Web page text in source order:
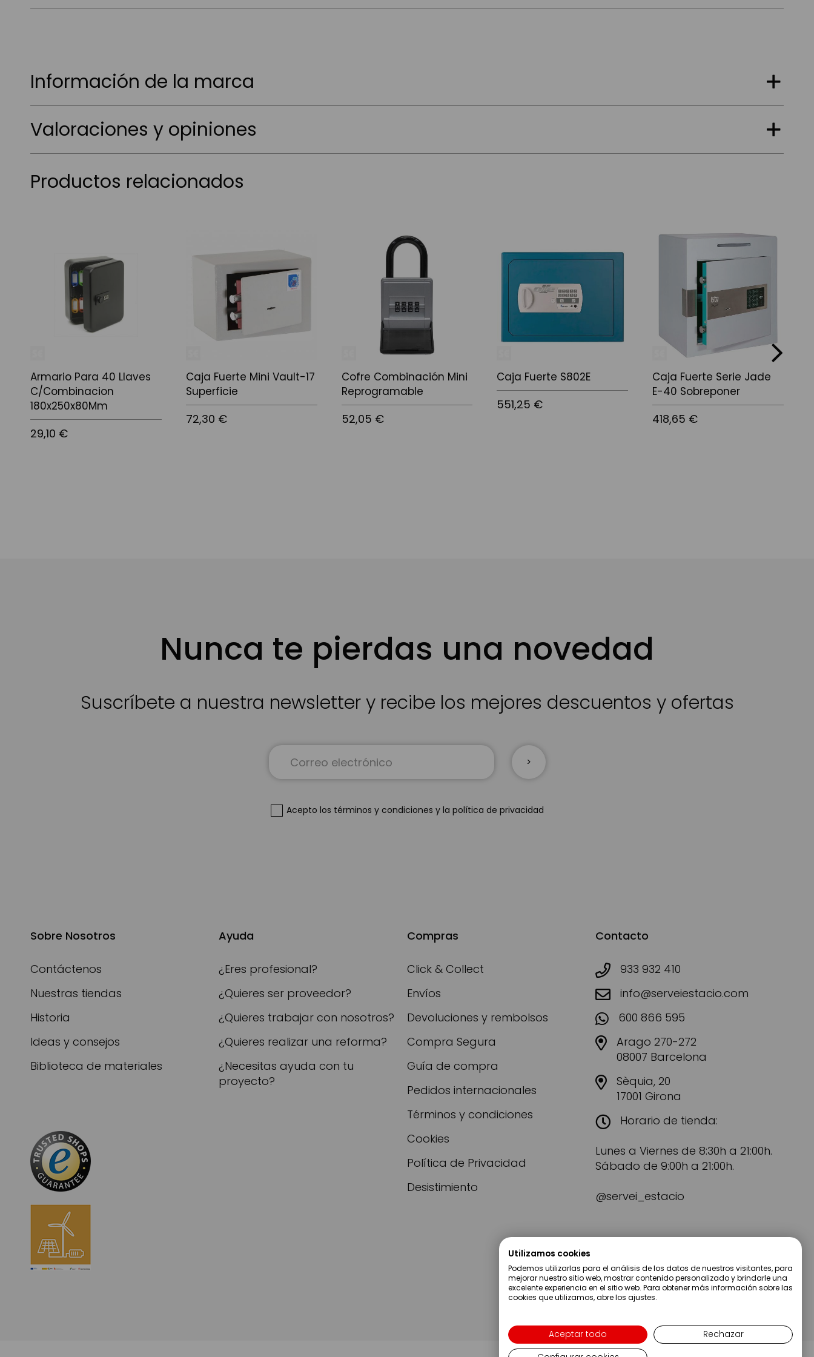
Información de la marca
Valoraciones y opiniones
Productos relacionados
Armario Para 40 Llaves
C/Combinacion
180x250x80Mm
29,10 €
Caja Fuerte Mini Vault-17
Superficie
72,30 €
Cofre Combinación Mini
Reprogramable
52,05 €
Caja Fuerte S802E
551,25 €
Caja Fuerte Serie Jade
E-40 Sobreponer
418,65 €
next
Nunca te pierdas una novedad
Suscríbete a nuestra newsletter y recibe los mejores descuentos y ofertas
a
noticias:
Acepto los términos y condiciones y la política de privacidad
Sobre Nosotros
Contáctenos
Nuestras tiendas
Historia
Ideas y consejos
Biblioteca de materiales
Ayuda
¿Eres profesional?
¿Quieres ser proveedor?
¿Quieres trabajar con nosotros?
¿Quieres realizar una reforma?
¿Necesitas ayuda con tu
proyecto?
Compras
Click & Collect
Envíos
Devoluciones y rembolsos
Compra Segura
Guía de compra
Pedidos internacionales
Términos y condiciones
Cookies
Política de Privacidad
Desistimiento
Contacto
933 932 410
info@serveiestacio.com
600 866 595
Arago 270-272
08007 Barcelona
Sèquia, 20
17001 Girona
Horario de tienda:
Lunes a Viernes de 8:30h a 21:00h.
Sábado de 9:00h a 21:00h.
@servei_estacio
Utilizamos cookies
Podemos utilizarlas para el análisis de los datos de nuestros visitantes, para
mejorar nuestro sitio web, mostrar contenido personalizado y brindarle una
excelente experiencia en el sitio web. Para obtener más información sobre las
cookies que utilizamos, abre los ajustes.
Aceptar todo
Rechazar